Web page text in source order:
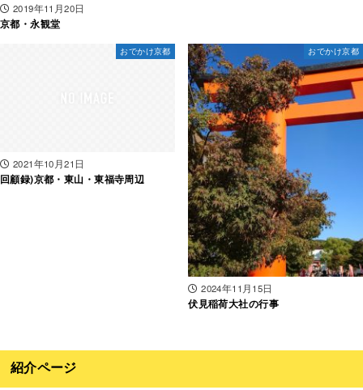
2019年11月20日
京都・永観堂
おでかけ京都
2021年10月21日
回顧録)京都・東山・東福寺周辺
おでかけ京都
2024年11月15日
伏見稲荷大社の行事
紹介ページ